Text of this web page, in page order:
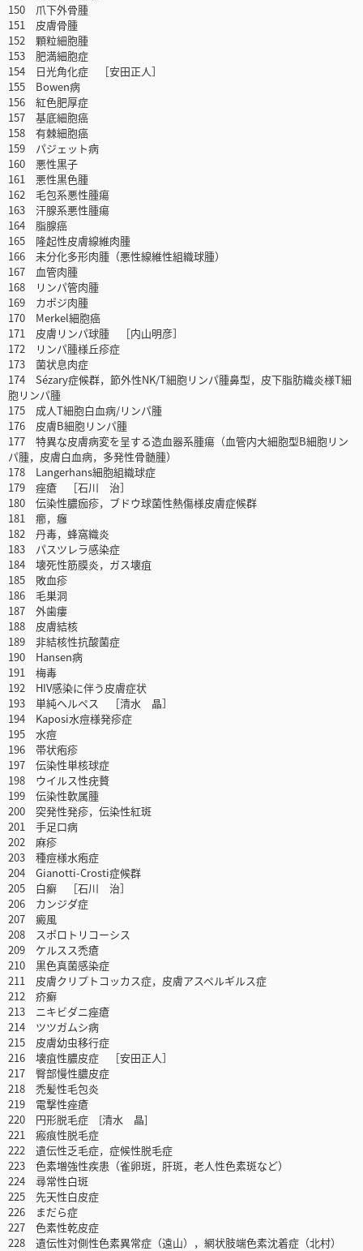
150 爪下外骨腫
151 皮膚骨腫
152 顆粒細胞腫
153 肥満細胞症
154 日光角化症 ［安田正人］
155 Bowen病
156 紅色肥厚症
157 基底細胞癌
158 有棘細胞癌
159 パジェット病
160 悪性黒子
161 悪性黒色腫
162 毛包系悪性腫瘍
163 汗腺系悪性腫瘍
164 脂腺癌
165 隆起性皮膚線維肉腫
166 未分化多形肉腫（悪性線維性組織球腫）
167 血管肉腫
168 リンパ管肉腫
169 カポジ肉腫
170 Merkel細胞癌
171 皮膚リンパ球腫 ［内山明彦］
172 リンパ腫様丘疹症
173 菌状息肉症
174 Sézary症候群，節外性NK/T細胞リンパ腫鼻型，皮下脂肪織炎様T細
胞リンパ腫
175 成人T細胞白血病/リンパ腫
176 皮膚B細胞リンパ腫
177 特異な皮膚病変を呈する造血器系腫瘍（血管内大細胞型B細胞リン
パ腫，皮膚白血病，多発性骨髄腫）
178 Langerhans細胞組織球症
179 痤瘡 ［石川 治］
180 伝染性膿痂疹，ブドウ球菌性熱傷様皮膚症候群
181 癤，癰
182 丹毒，蜂窩織炎
183 パスツレラ感染症
184 壊死性筋膜炎，ガス壊疽
185 敗血疹
186 毛巣洞
187 外歯瘻
188 皮膚結核
189 非結核性抗酸菌症
190 Hansen病
191 梅毒
192 HIV感染に伴う皮膚症状
193 単純ヘルペス ［清水 晶］
194 Kaposi水痘様発疹症
195 水痘
196 帯状疱疹
197 伝染性単核球症
198 ウイルス性疣贅
199 伝染性軟属腫
200 突発性発疹，伝染性紅斑
201 手足口病
202 麻疹
203 種痘様水疱症
204 Gianotti-Crosti症候群
205 白癬 ［石川 治］
206 カンジダ症
207 癜風
208 スポロトリコーシス
209 ケルスス禿瘡
210 黒色真菌感染症
211 皮膚クリプトコッカス症，皮膚アスペルギルス症
212 疥癬
213 ニキビダニ痤瘡
214 ツツガムシ病
215 皮膚幼虫移行症
216 壊疽性膿皮症 ［安田正人］
217 臀部慢性膿皮症
218 禿髪性毛包炎
219 電撃性痤瘡
220 円形脱毛症 [清水 晶]
221 瘢痕性脱毛症
222 遺伝性乏毛症，症候性脱毛症
223 色素増強性疾患（雀卵斑，肝斑，老人性色素斑など）
224 尋常性白斑
225 先天性白皮症
226 まだら症
227 色素性乾皮症
228 遺伝性対側性色素異常症（遠山），網状肢端色素沈着症（北村）